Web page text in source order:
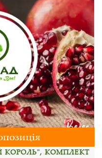
КОРОЛЬ", КОМПЛЕКТ